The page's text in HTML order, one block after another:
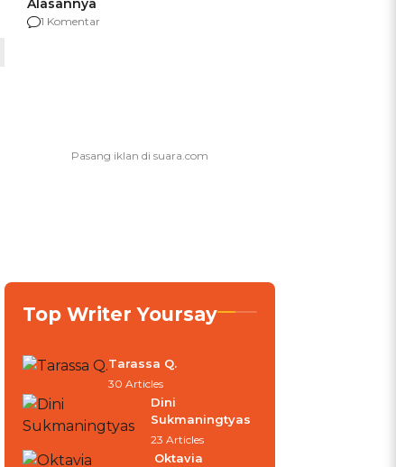
Alasannya
1 Komentar
Top Writer Yoursay
Tarassa Q.
30 Articles
Dini
Sukmaningtyas
23 Articles
Oktavia